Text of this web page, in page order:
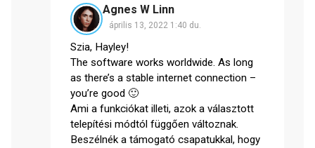
Agnes W Linn
április 13, 2022 1:40 du.
Szia, Hayley!
The software works worldwide. As long
as there’s a stable internet connection –
you’re good 🙂
Ami a funkciókat illeti, azok a választott
telepítési módtól függően változnak.
Beszélnék a támogató csapatukkal, hogy